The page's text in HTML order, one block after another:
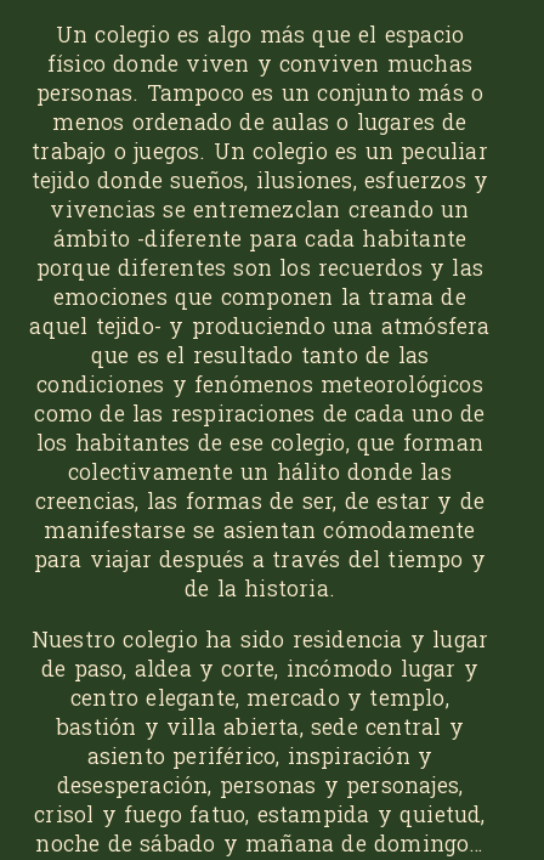
Un colegio es algo más que el espacio
físico donde viven y conviven muchas
personas. Tampoco es un conjunto más o
menos ordenado de aulas o lugares de
trabajo o juegos. Un colegio es un peculiar
tejido donde sueños, ilusiones, esfuerzos y
vivencias se entremezclan creando un
ámbito -diferente para cada habitante
porque diferentes son los recuerdos y las
emociones que componen la trama de
aquel tejido- y produciendo una atmósfera
que es el resultado tanto de las
condiciones y fenómenos meteorológicos
como de las respiraciones de cada uno de
los habitantes de ese colegio, que forman
colectivamente un hálito donde las
creencias, las formas de ser, de estar y de
manifes­tarse se asientan cómodamente
para viajar después a través del tiempo y
de la historia.
Nuestro colegio ha sido residencia y lugar
de paso, aldea y corte, incómodo lugar y
centro elegante, mercado y templo,
bastión y villa abierta, sede central y
asiento periférico, inspiración y
desesperación, personas y personajes,
crisol y fuego fatuo, estampida y quietud,
noche de sábado y mañana de domingo…